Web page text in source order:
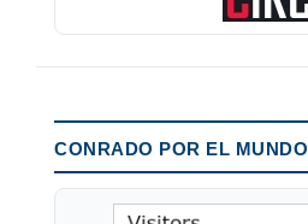
CONRADO POR EL MUNDO